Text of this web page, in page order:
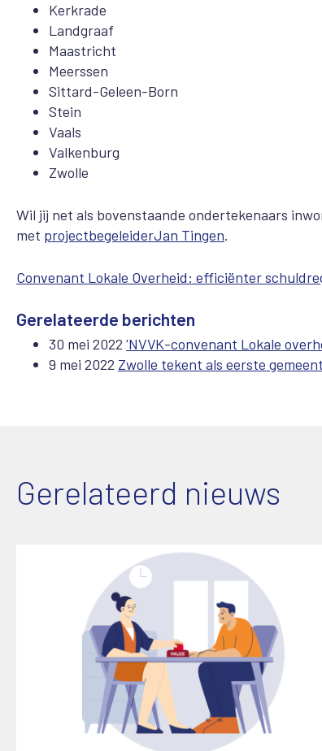
Kerkrade
Landgraaf
Maastricht
Meerssen
Sittard-Geleen-Born
Stein
Vaals
Valkenburg
Zwolle
Wil jij net als bovenstaande ondertekenaars
met projectbegeleiderJan Tingen.
Convenant Lokale Overheid: efficiënter
Gerelateerde berichten
30 mei 2022 'NVVK-convenant Lokale
9 mei 2022 Zwolle tekent als eerste
Gerelateerd nieuws